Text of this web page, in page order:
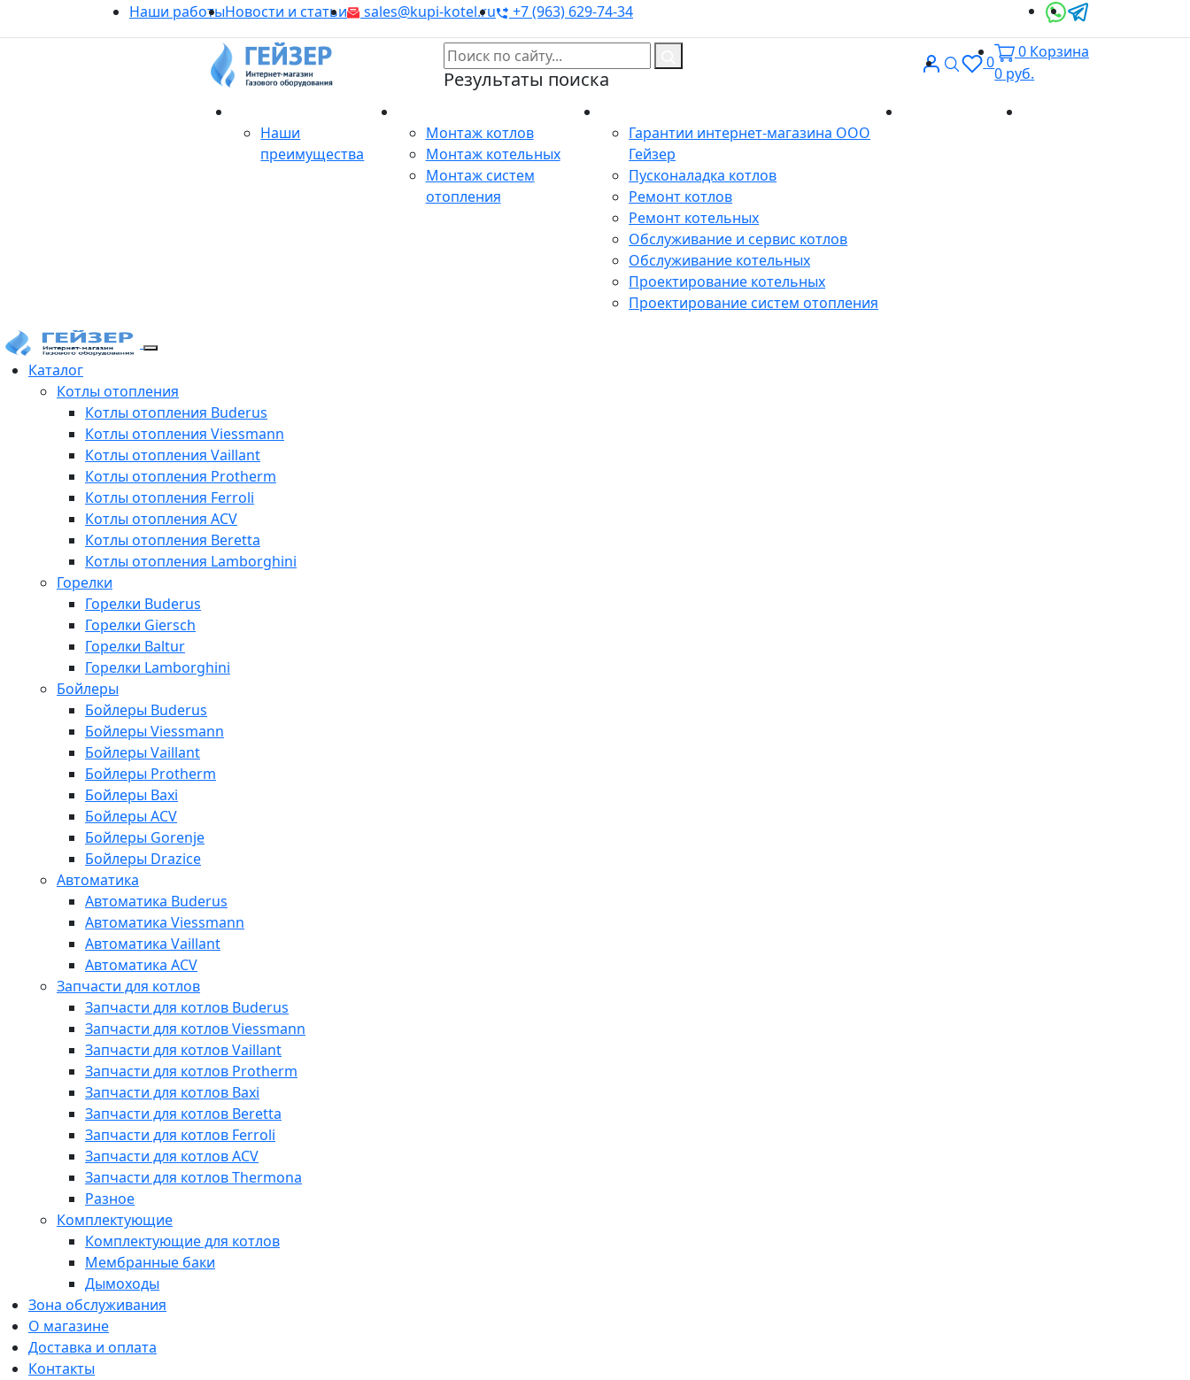
Наши работыНовости и статьи sales@kupi-kotel.ru +7 (963) 629-74-34
Результаты поиска
ВходПоиск
0
0 Корзина
0 руб.
Наши
преимущества
Монтаж котлов
Монтаж котельных
Монтаж систем
отопления
Гарантии интернет-магазина ООО
Гейзер
Пусконаладка котлов
Ремонт котлов
Ремонт котельных
Обслуживание и сервис котлов
Обслуживание котельных
Проектирование котельных
Проектирование систем отопления
Каталог
Котлы отопления
Котлы отопления Buderus
Котлы отопления Viessmann
Котлы отопления Vaillant
Котлы отопления Protherm
Котлы отопления Ferroli
Котлы отопления ACV
Котлы отопления Beretta
Котлы отопления Lamborghini
Горелки
Горелки Buderus
Горелки Giersch
Горелки Baltur
Горелки Lamborghini
Бойлеры
Бойлеры Buderus
Бойлеры Viessmann
Бойлеры Vaillant
Бойлеры Protherm
Бойлеры Baxi
Бойлеры ACV
Бойлеры Gorenje
Бойлеры Drazice
Автоматика
Автоматика Buderus
Автоматика Viessmann
Автоматика Vaillant
Автоматика ACV
Запчасти для котлов
Запчасти для котлов Buderus
Запчасти для котлов Viessmann
Запчасти для котлов Vaillant
Запчасти для котлов Protherm
Запчасти для котлов Baxi
Запчасти для котлов Beretta
Запчасти для котлов Ferroli
Запчасти для котлов ACV
Запчасти для котлов Thermona
Разное
Комплектующие
Комплектующие для котлов
Мембранные баки
Дымоходы
Зона обслуживания
О магазине
Доставка и оплата
Контакты